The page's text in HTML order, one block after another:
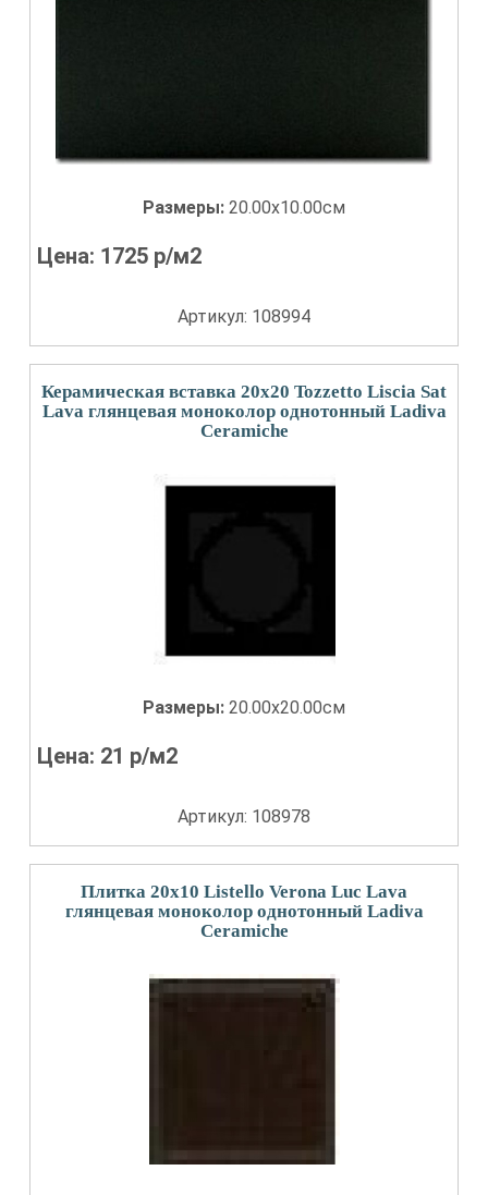
Размеры: 20.00x10.00см
Цена: 1725 р/м2
Артикул: 108994
Керамическая вставка 20x20 Tozzetto Liscia Sat
Lava глянцевая моноколор однотонный Ladiva
Сeramiche
Размеры: 20.00x20.00см
Цена: 21 р/м2
Артикул: 108978
Плитка 20x10 Listello Verona Luc Lava
глянцевая моноколор однотонный Ladiva
Сeramiche